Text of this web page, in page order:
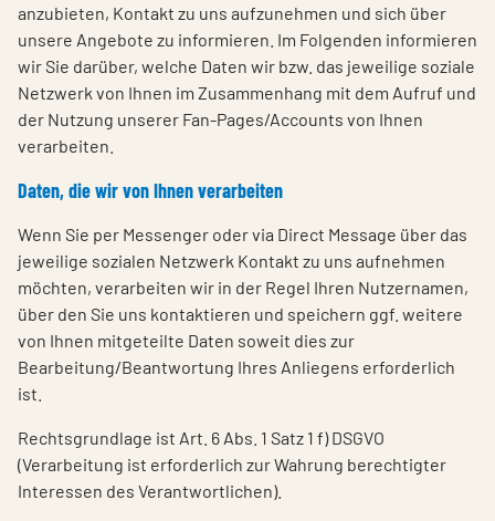
anzubieten, Kontakt zu uns aufzunehmen und sich über
unsere Angebote zu informieren. Im Folgenden informieren
wir Sie darüber, welche Daten wir bzw. das jeweilige soziale
Netzwerk von Ihnen im Zusammenhang mit dem Aufruf und
der Nutzung unserer Fan-Pages/Accounts von Ihnen
verarbeiten.
Daten, die wir von Ihnen verarbeiten
Wenn Sie per Messenger oder via Direct Message über das
jeweilige sozialen Netzwerk Kontakt zu uns aufnehmen
möchten, verarbeiten wir in der Regel Ihren Nutzernamen,
über den Sie uns kontaktieren und speichern ggf. weitere
von Ihnen mitgeteilte Daten soweit dies zur
Bearbeitung/Beantwortung Ihres Anliegens erforderlich
ist.
Rechtsgrundlage ist Art. 6 Abs. 1 Satz 1 f) DSGVO
(Verarbeitung ist erforderlich zur Wahrung berechtigter
Interessen des Verantwortlichen).